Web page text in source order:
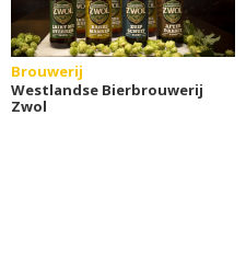
Brouwerij
Westlandse Bierbrouwerij
Zwol